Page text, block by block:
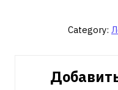
Category: